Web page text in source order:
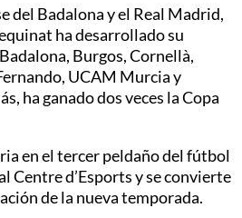
del Badalona y el Real Madrid,
ha desarrollado su
Burgos, Cornellà,
UCAM Murcia y
ha ganado dos veces la Copa
en el tercer peldaño del fútbol
Centre d’Esports y se convierte
de la nueva temporada.